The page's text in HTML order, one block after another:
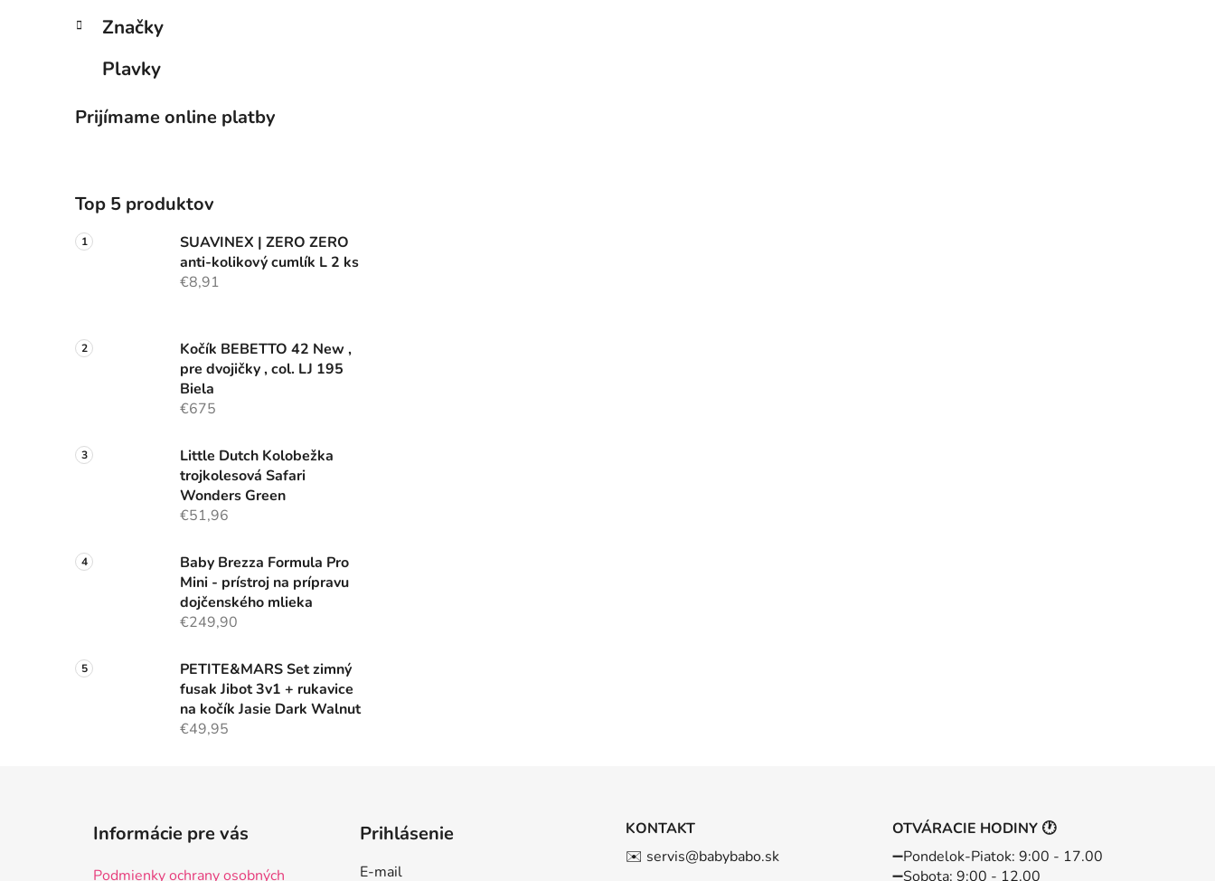
Značky
Plavky
Prijímame online platby
Top 5 produktov
SUAVINEX | ZERO ZERO
anti-kolikový cumlík L 2 ks
€8,91
Kočík BEBETTO 42 New ,
pre dvojičky , col. LJ 195
Biela
€675
Little Dutch Kolobežka
trojkolesová Safari
Wonders Green
€51,96
Baby Brezza Formula Pro
Mini - prístroj na prípravu
dojčenského mlieka
€249,90
PETITE&MARS Set zimný
fusak Jibot 3v1 + rukavice
na kočík Jasie Dark Walnut
€49,95
Informácie pre vás
Podmienky ochrany osobných
Prihlásenie
E-mail
KONTAKT
✉️ servis@babybabo.sk
OTVÁRACIE HODINY 🕐
➖️Pondelok-Piatok: 9:00 - 17.00
➖️Sobota: 9:00 - 12.00